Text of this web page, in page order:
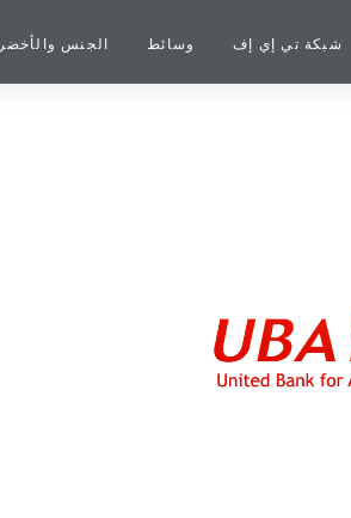
الجنس والأخضر وسائط شبكة تي إي إف